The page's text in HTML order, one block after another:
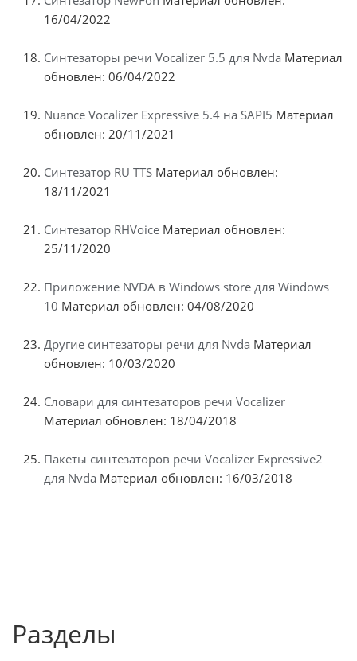
16/04/2022
Синтезаторы речи Vocalizer 5.5 для Nvda Материал
обновлен: 06/04/2022
Nuance Vocalizer Expressive 5.4 на SAPI5 Материал
обновлен: 20/11/2021
Синтезатор RU TTS Материал обновлен:
18/11/2021
Синтезатор RHVoice Материал обновлен:
25/11/2020
Приложение NVDA в Windows store для Windows
10 Материал обновлен: 04/08/2020
Другие синтезаторы речи для Nvda Материал
обновлен: 10/03/2020
Словари для синтезаторов речи Vocalizer
Материал обновлен: 18/04/2018
Пакеты синтезаторов речи Vocalizer Expressive2
для Nvda Материал обновлен: 16/03/2018
Разделы